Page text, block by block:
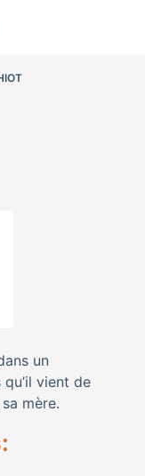
un
vient de
mère.